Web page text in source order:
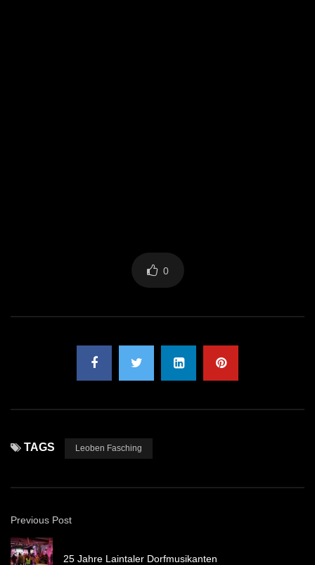
0
TAGS Leoben Fasching
Previous Post
25 Jahre Laintaler Dorfmusikanten